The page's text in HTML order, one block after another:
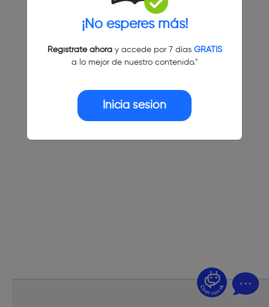
¡No esperes más!
Regístrate ahoray accede por 7 días GRATIS
a lo mejor de nuestro contenido."
Inicia sesión